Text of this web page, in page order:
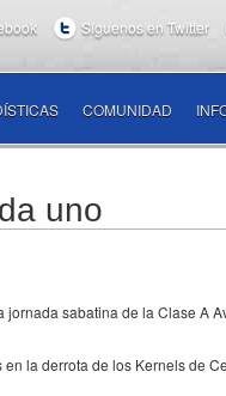
Síguenos en Twitter
COMUNIDAD
uno
sabatina de la Clase A
la derrota de los Kernels de